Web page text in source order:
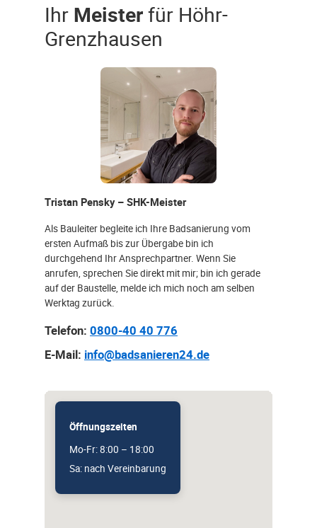
Ihr Meisterfür Höhr-
Grenzhausen
Tristan Pensky – SHK-Meister
Als Bauleiter begleite ich Ihre Badsanierung vom
ersten Aufmaß bis zur Übergabe bin ich
durchgehend Ihr Ansprechpartner. Wenn Sie
anrufen, sprechen Sie direkt mit mir; bin ich gerade
auf der Baustelle, melde ich mich noch am selben
Werktag zurück.
Telefon: 0800-40 40 776
E-Mail: info@badsanieren24.de
Öffnungszeiten
Mo-Fr: 8:00 – 18:00
Sa: nach Vereinbarung